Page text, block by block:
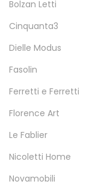
Bolzan Letti
Cinquanta3
Dielle Modus
Fasolin
Ferretti e Ferretti
Florence Art
Le Fablier
Nicoletti Home
Novamobili